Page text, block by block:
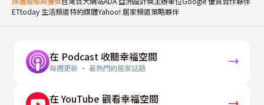
ETtoday 生活頻道特約媒體Yahoo! 居家頻道策略夥伴
在 Podcast 收聽幸福空間
每週更新 · 最熱門的居家話題
在 YouTube 觀看幸福空間